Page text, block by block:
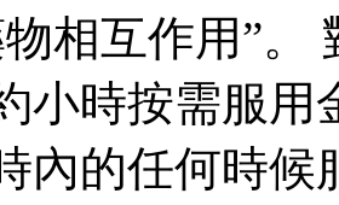
相互作用”。
小時按需服用
內的任何時候